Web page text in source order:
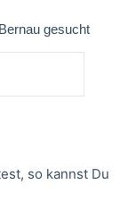
gesucht
so kannst Du